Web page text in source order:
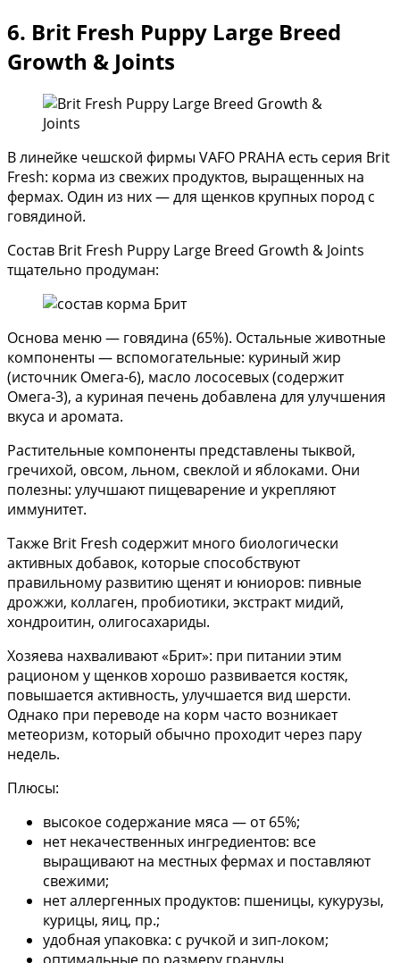
6. Brit Fresh Puppy Large Breed
Growth & Joints
В линейке чешской фирмы VAFO PRAHA есть серия Brit
Fresh: корма из свежих продуктов, выращенных на
фермах. Один из них — для щенков крупных пород с
говядиной.
Состав Brit Fresh Puppy Large Breed Growth & Joints
тщательно продуман:
Основа меню — говядина (65%). Остальные животные
компоненты — вспомогательные: куриный жир
(источник Омега-6), масло лососевых (содержит
Омега-3), а куриная печень добавлена для улучшения
вкуса и аромата.
Растительные компоненты представлены тыквой,
гречихой, овсом, льном, свеклой и яблоками. Они
полезны: улучшают пищеварение и укрепляют
иммунитет.
Также Brit Fresh содержит много биологически
активных добавок, которые способствуют
правильному развитию щенят и юниоров: пивные
дрожжи, коллаген, пробиотики, экстракт мидий,
хондроитин, олигосахариды.
Хозяева нахваливают «Брит»: при питании этим
рационом у щенков хорошо развивается костяк,
повышается активность, улучшается вид шерсти.
Однако при переводе на корм часто возникает
метеоризм, который обычно проходит через пару
недель.
Плюсы:
высокое содержание мяса — от 65%;
нет некачественных ингредиентов: все
выращивают на местных фермах и поставляют
свежими;
нет аллергенных продуктов: пшеницы, кукурузы,
курицы, яиц, пр.;
удобная упаковка: с ручкой и зип-локом;
оптимальные по размеру гранулы.